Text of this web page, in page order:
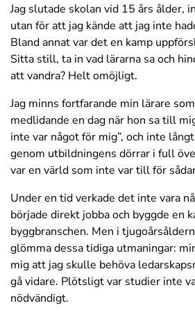
Jag slutade skolan vid 15 års ålder,
utan för att jag kände att jag inte
Bland annat var det en kamp
Sitta still, ta in vad lärarna sa och
att vandra? Helt omöjligt.
Jag minns fortfarande min lärare
medlidande en dag när hon sa till
inte var något för mig”, och inte
genom utbildningens dörrar i full
var en värld som inte var till för
Under en tid verkade det inte vara
började direkt jobba och byggde en
byggbranschen. Men i
glömma dessa tidiga utmaningar:
mig att jag skulle behöva
gå vidare. Plötsligt var studier inte
nödvändigt.